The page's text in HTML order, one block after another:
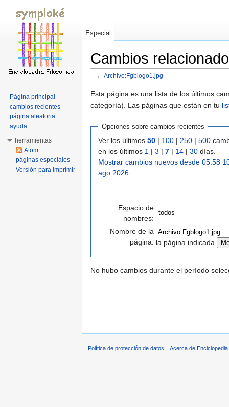
Cambios
← Archivo:Fgblogo1.jpg
Esta página es una lista de los últimos
categoría). Las páginas que están en tu
Opciones sobre cambios recientes
Ver los últimos 50 | 100 | 250 | 500
en los últimos 1 | 3 | 7 | 14 | 30 días.
Mostrar cambios nuevos desde 05:58
ago 2026
Espacio de
nombres:
Nombre de la
página: la página indicada
No hubo cambios durante el período
Especial
Página principal
cambios recientes
página aleatoria
ayuda
herramientas
Atom
páginas especiales
Versión para imprimir
Política de protección de datos Acerca de